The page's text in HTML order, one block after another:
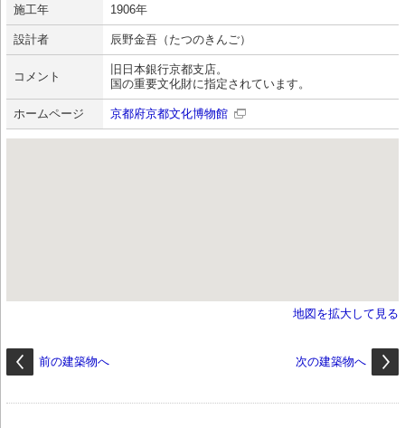
施工年 1906年
設計者 辰野金吾（たつのきんご）
コメント
旧日本銀行京都支店。
国の重要文化財に指定されています。
ホームページ 京都府京都文化博物館
地図を拡大して見る
前の建築物へ 次の建築物へ